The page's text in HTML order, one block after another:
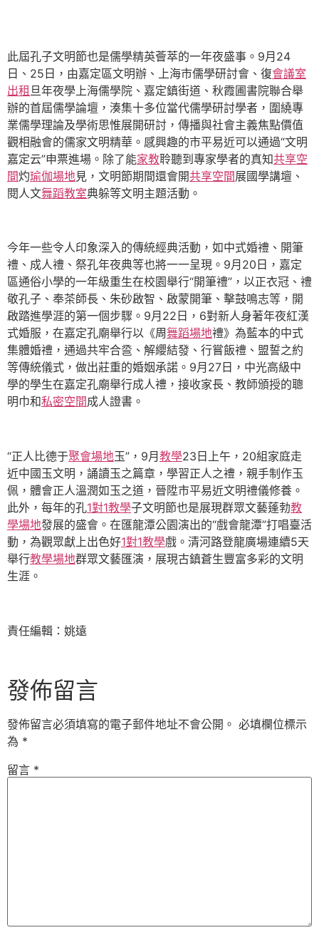
此屆孔子文明節也是儒學精英薈萃的一年夜盛事。9月24
日、25日，由嘉定區文明辦、上海市儒學研討會、復會議室
出租 旦年夜學上海儒學院、嘉定鎮街道、秋霞圃書院聯合舉
辦的首屆儒學論壇，湊集十多位當代儒學研討學者，圍繞專
業儒學理論及學術思惟展開研討，傳播與社會主義焦點價值
觀相融會的儒家文明精華。感興趣的市平易近可以通過“文明
嘉定云”申票進場。除了能家教聆聽到專家學者的真知共享空
間灼瑜伽場地見，文明節期間還會開共享空間展國學講壇、
閱人文舞蹈教室典躲等文明主題活動。
今年一些令人印象深入的傳統經典活動，如中式婚禮、開筆
禮、成人禮、祭孔年夜典等也將一一呈現。9月20日，嘉定
區通俗小學的一年級重生在校園舉行“開筆禮”，以正衣冠、禮
敬孔子、奉茶師長、朱砂啟智、啟蒙開筆、擊鼓鳴志等，開
啟踏進學涯的第一個步驟。9月22日，6對新人身著年夜紅漢
式婚服，在嘉定孔廟舉行以《周舞蹈場地禮》為藍本的中式
集體婚禮，通過共牢合巹、解纓結發、行嘗飯禮、盟誓之約
等傳統儀式，做出莊重的婚姻承諾。9月27日，中光高級中
學的學生在嘉定孔廟舉行成人禮，接收家長、教師頒授的聰
明巾和私密空間成人證書。
“正人比德于聚會場地玉”，9月 教學23日上午，20組家庭走
近中國玉文明，誦讀玉之篇章，學習正人之禮，親手制作玉
佩，體會正人溫潤如玉之道，晉陞市平易近文明禮儀修養。
此外，每年的孔1對1教學子文明節也是展現群眾文藝蓬勃教
學場地發展的盛會。在匯龍潭公園演出的“戲會龍潭”打唱臺活
動，為觀眾獻上出色好1對1教學戲。清河路登龍廣場連續5天
舉行教學場地群眾文藝匯演，展現古鎮蒼生豐富多彩的文明
生涯。
責任編輯：姚遠
發佈留言
發佈留言必須填寫的電子郵件地址不會公開。 必填欄位標示
為 *
留言 *